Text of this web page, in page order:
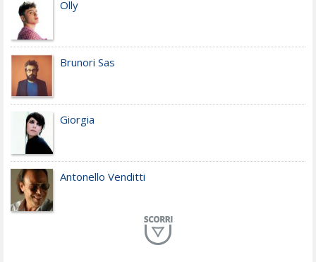
Olly
Brunori Sas
Giorgia
Antonello Venditti